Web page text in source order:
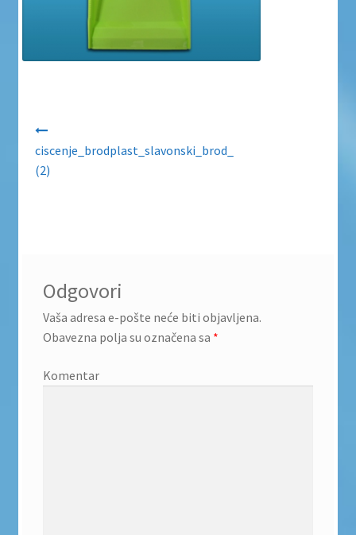
Zaštita privatnosti i uvjeti poslovanja
ciscenje_brodplast_slavonski_brod_
(2)
Odgovori
Vaša adresa e-pošte neće biti objavljena.
Obavezna polja su označena sa *
Komentar